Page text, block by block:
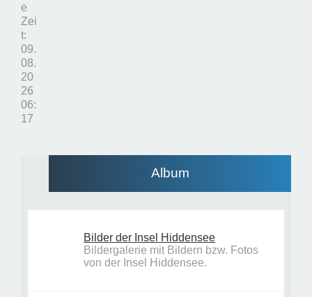
e
Zei
t:
09.
08.
20
26
06:
17
Album
Bilder der Insel Hiddensee
Bildergalerie mit Bildern bzw. Fotos
von der Insel Hiddensee.